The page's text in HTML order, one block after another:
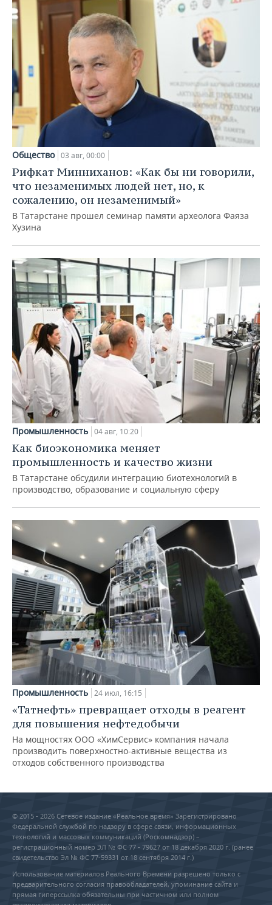
Общество 03 авг, 00:00
Рифкат Минниханов: «Как бы ни говорили,
что незаменимых людей нет, но, к
сожалению, он незаменимый»
В Татарстане прошел семинар памяти археолога Фаяза
Хузина
Промышленность 04 авг, 10:20
Как биоэкономика меняет
промышленность и качество жизни
В Татарстане обсудили интеграцию биотехнологий в
производство, образование и социальную сферу
Промышленность 24 июл, 16:15
«Татнефть» превращает отходы в реагент
для повышения нефтедобычи
На мощностях ООО «ХимСервис» компания начала
производить поверхностно-активные вещества из
отходов собственного производства
© 2015 - 2026 Сетевое издание «Реальное время» Зарегистрировано
Федеральной службой по надзору в сфере связи, информационных
технологий и массовых коммуникаций (Роскомнадзор) –
регистрационный номер ЭЛ № ФС 77 - 79627 от 18 декабря 2020 г. (ранее
свидетельство Эл № ФС 77-59331 от 18 сентября 2014 г.)
Использование материалов Реального Времени разрешено только с
предварительного согласия правообладателей, упоминание сайта и
прямая гиперссылка обязательны при частичном или полном